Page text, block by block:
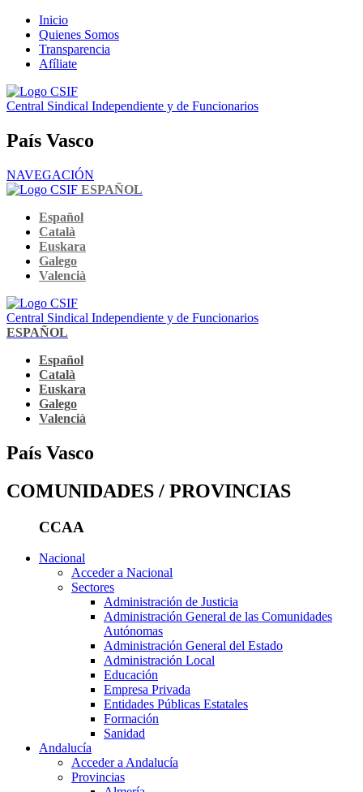
Inicio
Quienes Somos
Transparencia
Afíliate
Central Sindical Independiente y de Funcionarios
País Vasco
NAVEGACIÓN
ESPAÑOL
Español
Català
Euskara
Galego
Valencià
Central Sindical Independiente y de Funcionarios
ESPAÑOL
Español
Català
Euskara
Galego
Valencià
País Vasco
COMUNIDADES / PROVINCIAS
CCAA
Nacional
Acceder a Nacional
Sectores
Administración de Justicia
Administración General de las Comunidades
Autónomas
Administración General del Estado
Administración Local
Educación
Empresa Privada
Entidades Públicas Estatales
Formación
Sanidad
Andalucía
Acceder a Andalucía
Provincias